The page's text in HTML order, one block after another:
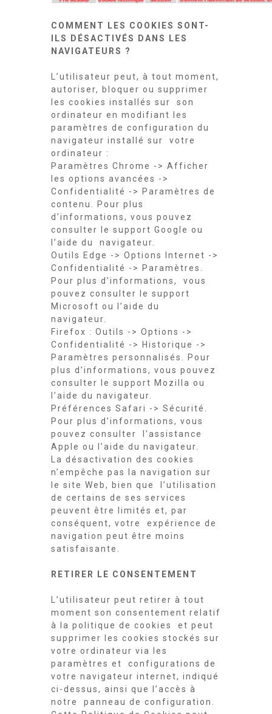
COMMENT LES COOKIES SONT-
ILS DÉSACTIVÉS DANS LES
NAVIGATEURS ?
L’utilisateur peut, à tout moment,
autoriser, bloquer ou supprimer
les cookies installés sur son
ordinateur en modifiant les
paramètres de configuration du
navigateur installé sur votre
ordinateur :
Paramètres Chrome -> Afficher
les options avancées ->
Confidentialité -> Paramètres de
contenu. Pour plus
d’informations, vous pouvez
consulter le support Google ou
l’aide du navigateur.
Outils Edge -> Options Internet ->
Confidentialité -> Paramètres.
Pour plus d’informations, vous
pouvez consulter le support
Microsoft ou l’aide du
navigateur.
Firefox : Outils -> Options ->
Confidentialité -> Historique ->
Paramètres personnalisés. Pour
plus d’informations, vous pouvez
consulter le support Mozilla ou
l’aide du navigateur.
Préférences Safari -> Sécurité.
Pour plus d’informations, vous
pouvez consulter l’assistance
Apple ou l’aide du navigateur.
La désactivation des cookies
n’empêche pas la navigation sur
le site Web, bien que l’utilisation
de certains de ses services
peuvent être limités et, par
conséquent, votre expérience de
navigation peut être moins
satisfaisante.
RETIRER LE CONSENTEMENT
L’utilisateur peut retirer à tout
moment son consentement relatif
à la politique de cookies et peut
supprimer les cookies stockés sur
votre ordinateur via les
paramètres et configurations de
votre navigateur internet, indiqué
ci-dessus, ainsi que l’accès à
notre panneau de configuration.